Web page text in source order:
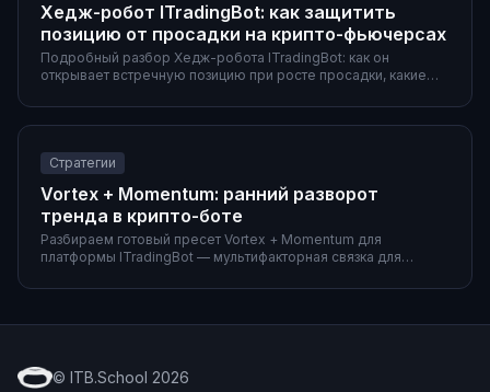
Хедж-робот ITradingBot: как защитить
позицию от просадки на крипто-фьючерсах
Подробный разбор Хедж-робота ITradingBot: как он
открывает встречную позицию при росте просадки, какие
(DCA-сетка и Donchian-пробой), а также частые ошибки и
сравнение с ручным хеджем.
Стратегии
Vortex + Momentum: ранний разворот
тренда в крипто-боте
Разбираем готовый пресет Vortex + Momentum для
платформы ITradingBot — мультифакторная связка для
индикаторов, полная конфигурация фильтров и выходов,
© ITB.School 2026